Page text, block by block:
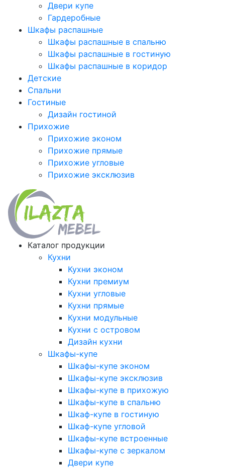
Двери купе
Гардеробные
Шкафы распашные
Шкафы распашные в спальню
Шкафы распашные в гостиную
Шкафы распашные в коридор
Детские
Спальни
Гостиные
Дизайн гостиной
Прихожие
Прихожие эконом
Прихожие прямые
Прихожие угловые
Прихожие эксклюзив
Каталог продукции
Кухни
Кухни эконом
Кухни премиум
Кухни угловые
Кухни прямые
Кухни модульные
Кухни с островом
Дизайн кухни
Шкафы-купе
Шкафы-купе эконом
Шкафы-купе эксклюзив
Шкафы-купе в прихожую
Шкафы-купе в спальню
Шкаф-купе в гостиную
Шкаф-купе угловой
Шкафы-купе встроенные
Шкафы-купе с зеркалом
Двери купе